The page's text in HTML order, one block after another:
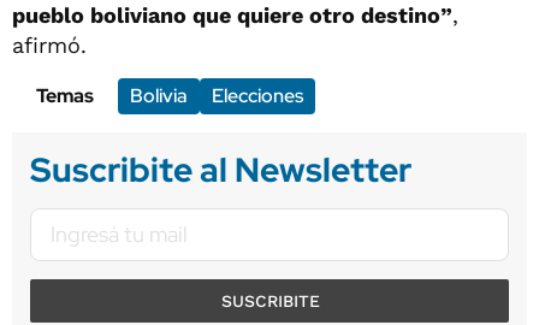
pueblo boliviano que quiere otro destino”,
afirmó.
Temas
Bolivia Elecciones
Suscribite al Newsletter
SUSCRIBITE